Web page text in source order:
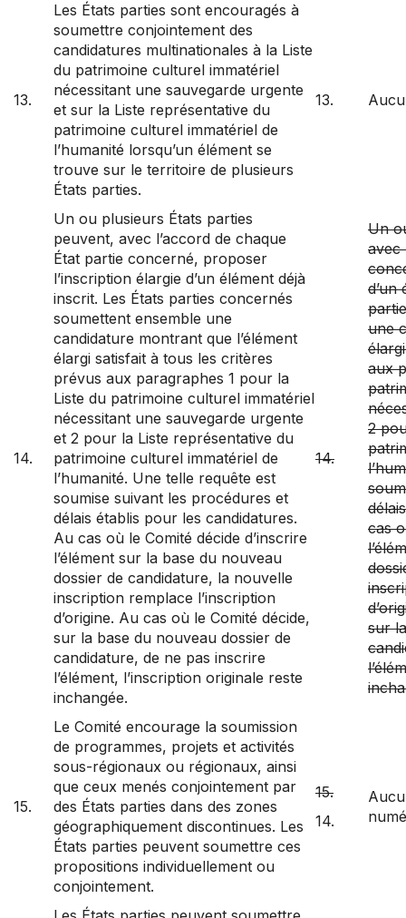
13.
Les États parties sont encouragés à
soumettre conjointement des
candidatures multinationales à la Liste
du patrimoine culturel immatériel
nécessitant une sauvegarde urgente
et sur la Liste représentative du
patrimoine culturel immatériel de
l’humanité lorsqu’un élément se
trouve sur le territoire de plusieurs
États parties.
13.
14.
Un ou plusieurs États parties
peuvent, avec l’accord de chaque
État partie concerné, proposer
l’inscription élargie d’un élément déjà
inscrit. Les États parties concernés
soumettent ensemble une
candidature montrant que l’élément
élargi satisfait à tous les critères
prévus aux paragraphes 1 pour la
Liste du patrimoine culturel immatériel
nécessitant une sauvegarde urgente
et 2 pour la Liste représentative du
patrimoine culturel immatériel de
l’humanité. Une telle requête est
soumise suivant les procédures et
délais établis pour les candidatures.
Au cas où le Comité décide d’inscrire
l’élément sur la base du nouveau
dossier de candidature, la nouvelle
inscription remplace l’inscription
d’origine. Au cas où le Comité décide,
sur la base du nouveau dossier de
candidature, de ne pas inscrire
l’élément, l’inscription originale reste
inchangée.
14.
Un
avec
d’un
une
aux
2
cas
sur
15.
Le Comité encourage la soumission
de programmes, projets et activités
sous-régionaux ou régionaux, ainsi
que ceux menés conjointement par
des États parties dans des zones
géographiquement discontinues. Les
États parties peuvent soumettre ces
propositions individuellement ou
conjointement.
15.
14.